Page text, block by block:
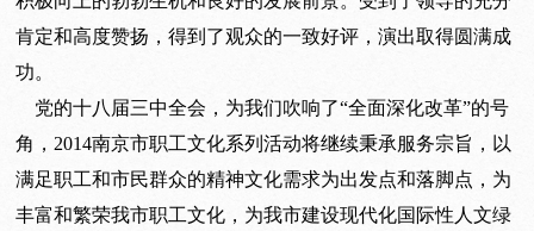
肯定和高度赞扬，得到了观众的一致好评，演出取得圆满成
功。
党的十八届三中全会，为我们吹响了“全面深化改革”的号
角，2014南京市职工文化系列活动将继续秉承服务宗旨，以
满足职工和市民群众的精神文化需求为出发点和落脚点，为
丰富和繁荣我市职工文化，为我市建设现代化国际性人文绿